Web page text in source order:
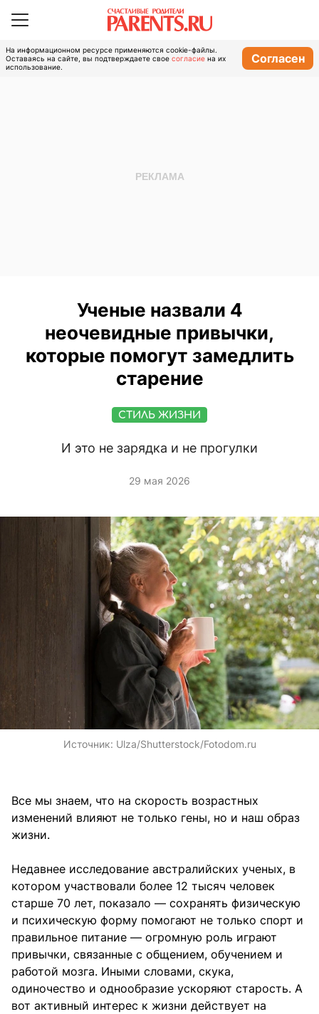
На информационном ресурсе применяются cookie-файлы.
Оставаясь на сайте, вы подтверждаете свое согласие на их
использование.
Согласен
Ученые назвали 4
неочевидные привычки,
которые помогут замедлить
старение
СТИЛЬ ЖИЗНИ
И это не зарядка и не прогулки
29 мая 2026
Источник: Ulza/Shutterstock/Fotodom.ru
Все мы знаем, что на скорость возрастных
изменений влияют не только гены, но и наш образ
жизни.
Недавнее исследование австралийских ученых, в
котором участвовали более 12 тысяч человек
старше 70 лет, показало — сохранять физическую
и психическую форму помогают не только спорт и
правильное питание — огромную роль играют
привычки, связанные с общением, обучением и
работой мозга. Иными словами, скука,
одиночество и однообразие ускоряют старость. А
вот активный интерес к жизни действует на